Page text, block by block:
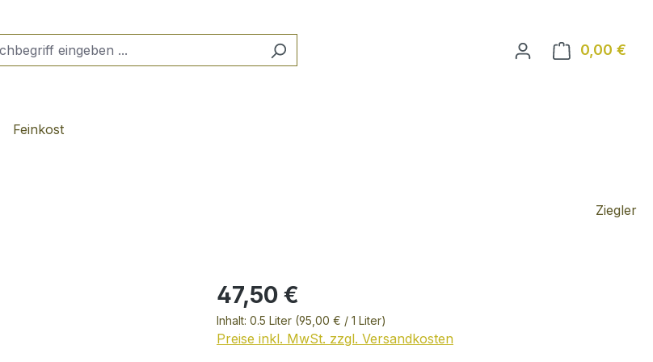
0,00 €
Feinkost
Ziegler
47,50 €
Inhalt: 0.5 Liter (95,00 € / 1 Liter)
Preise inkl. MwSt. zzgl. Versandkosten